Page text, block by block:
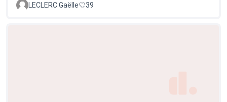
LECLERC Gaëlle 39